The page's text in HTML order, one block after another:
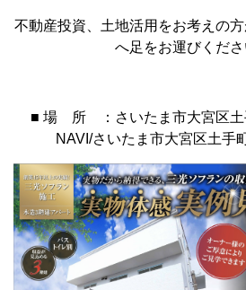
不動産投資、土地活用をお考えの
へ足をお運びくださ
■ 場 所 ：さいたま市大宮区土
NAVI/さいたま市大宮区土手